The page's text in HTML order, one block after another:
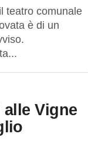
teatro comunale
è di un
Vigne